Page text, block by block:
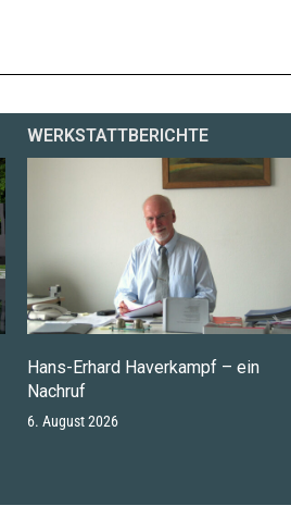
WERKSTATTBERICHTE
Hans-Erhard Haverkampf – ein
Nachruf
6. August 2026